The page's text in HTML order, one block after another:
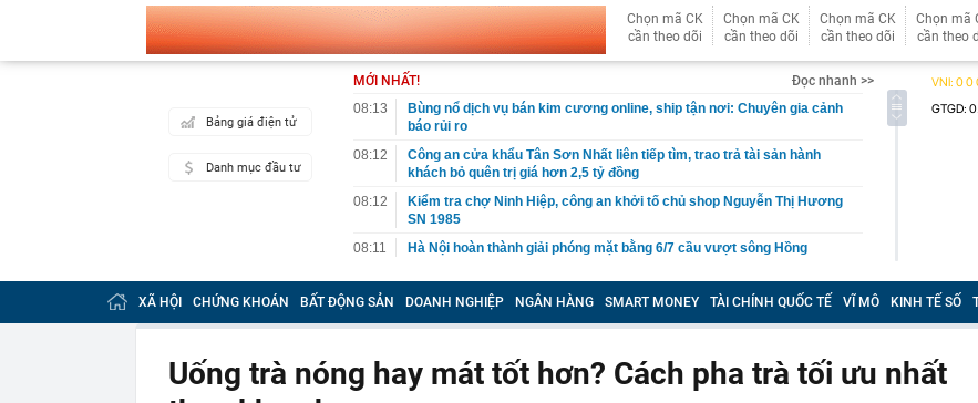
Chọn mã CK
cần theo dõi
Chọn mã CK
cần theo dõi
Chọn mã CK
cần theo dõi
Chọn mã
cần theo
Bảng giá điện tử
Danh mục đầu tư
MỚI NHẤT!
Đọc nhanh >>
08:13
Bùng nổ dịch vụ bán kim cương online, ship tận nơi: Chuyên gia cảnh
báo rủi ro
08:12
Công an cửa khẩu Tân Sơn Nhất liên tiếp tìm, trao trả tài sản hành
khách bỏ quên trị giá hơn 2,5 tỷ đồng
08:12
Kiểm tra chợ Ninh Hiệp, công an khởi tố chủ shop Nguyễn Thị Hương
SN 1985
08:11
Hà Nội hoàn thành giải phóng mặt bằng 6/7 cầu vượt sông Hồng
08:09
Đề xuất người bán hàng online, công nhân xây dựng đóng BHXH bắt
buộc
08:04
Phát hiện “kho báu” chứa 500 triệu m3 khí ở ngoài khơi Việt Nam
07:57
Dàn WAGs Chu Thanh Huyền, Doãn Hải My, vợ Xuân Son đọ sắc trên
XÃ HỘI CHỨNG KHOÁN BẤT ĐỘNG SẢN DOANH NGHIỆP NGÂN HÀNG SMART MONEY TÀI CHÍNH QUỐC TẾ VĨ MÔ KINH TẾ SỐ
Uống trà nóng hay mát tốt hơn? Cách pha trà tối ưu nhất